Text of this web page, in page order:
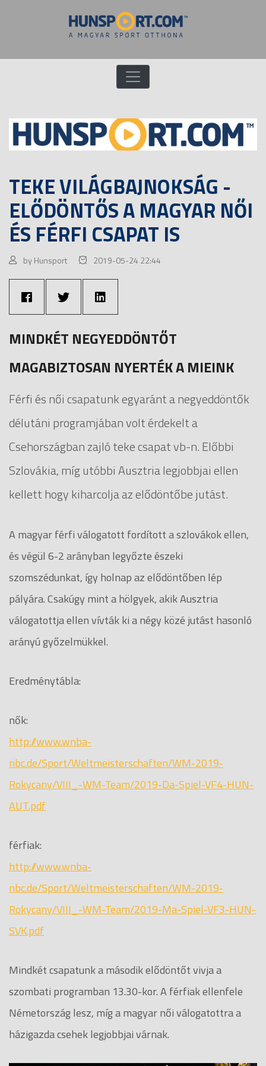
TEKE VILÁGBAJNOKSÁG -
ELŐDÖNTŐS A MAGYAR NŐI
ÉS FÉRFI CSAPAT IS
by Hunsport 2019-05-24 22:44
MINDKÉT NEGYEDDÖNTŐT
MAGABIZTOSAN NYERTÉK A MIEINK
Férfi és női csapatunk egyaránt a negyeddöntők
délutáni programjában volt érdekelt a
Csehországban zajló teke csapat vb-n. Előbbi
Szlovákia, míg utóbbi Ausztria legjobbjai ellen
kellett hogy kiharcolja az elődöntőbe jutást.
A magyar férfi válogatott fordított a szlovákok ellen,
és végül 6-2 arányban legyőzte észeki
szomszédunkat, így holnap az elődöntőben lép
pályára. Csakúgy mint a hölgyek, akik Ausztria
válogatottja ellen vívták ki a négy közé jutást hasonló
arányú győzelmükkel.
Eredménytábla:
nők:
http://www.wnba-
nbc.de/Sport/Weltmeisterschaften/WM-2019-
Rokycany/VIII_-WM-Team/2019-Da-Spiel-VF4-HUN-
AUT.pdf
férfiak:
http://www.wnba-
nbc.de/Sport/Weltmeisterschaften/WM-2019-
Rokycany/VIII_-WM-Team/2019-Ma-Spiel-VF3-HUN-
SVK.pdf
Mindkét csapatunk a második elődöntőt vivja a
szombati programban 13.30-kor. A férfiak ellenfele
Németország lesz, míg a magyar női válogatottra a
házigazda csehek legjobbjai várnak.